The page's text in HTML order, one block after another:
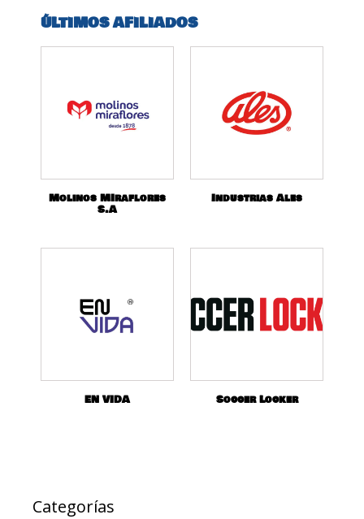
ÚLTIMOS AFILIADOS
Molinos MIraflores
S.A
Industrias Ales
EN VIDA Soccer Locker
Categorías